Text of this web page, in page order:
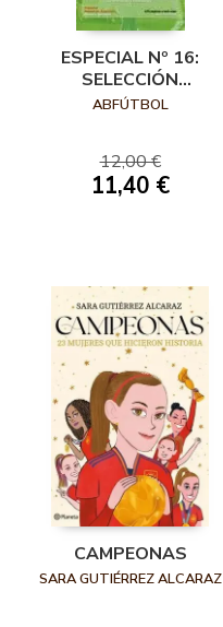
ESPECIAL Nº 16:
SELECCIÓN
ESPAÑOLA, DE LA
ABFÚTBOL
12,00 €
11,40 €
CAMPEONAS
SARA GUTIÉRREZ ALCARAZ